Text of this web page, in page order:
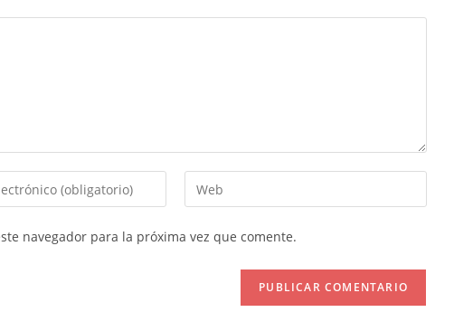
Introduce
la
navegador para la próxima vez que comente.